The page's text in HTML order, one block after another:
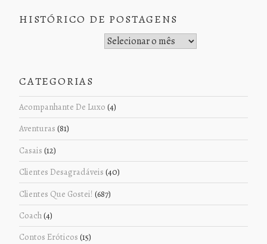
HISTÓRICO DE POSTAGENS
CATEGORIAS
Acompanhante De Luxo (4)
Aventuras (81)
Casais (12)
Clientes Desagradáveis (40)
Clientes Que Gostei! (687)
Coach(4)
Contos Eróticos (15)